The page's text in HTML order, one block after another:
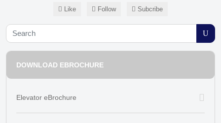
Like Follow Subcribe
DOWNLOAD EBROCHURE
Elevator eBrochure